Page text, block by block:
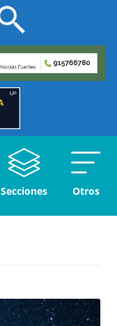
Secciones Otros